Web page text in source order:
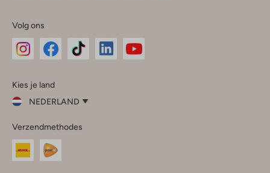
Volg ons
InstagramFacebook
Kies je land
NEDERLAND
je
land
Nederland
Verzendmethodes